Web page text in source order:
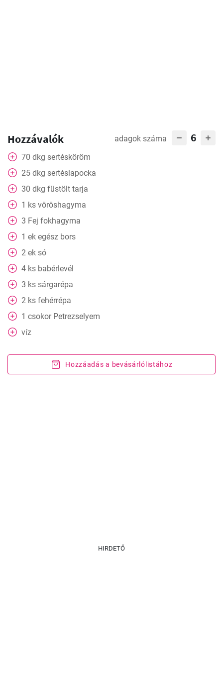
Hozzávalók adagok száma 6
70 dkg sertésköröm
25 dkg sertéslapocka
30 dkg füstölt tarja
1 ks vöröshagyma
3 Fej fokhagyma
1 ek egész bors
2 ek só
4 ks babérlevél
3 ks sárgarépa
2 ks fehérrépa
1 csokor Petrezselyem
víz
Hozzáadás a bevásárlólistához
HIRDETŐ